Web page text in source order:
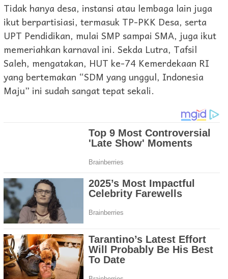
Tidak hanya desa, instansi atau lembaga lain juga
ikut berpartisiasi, termasuk TP-PKK Desa, serta
UPT Pendidikan, mulai SMP sampai SMA, juga ikut
memeriahkan karnaval ini. Sekda Lutra, Tafsil
Saleh, mengatakan, HUT ke-74 Kemerdekaan RI
yang bertemakan “SDM yang unggul, Indonesia
Maju” ini sudah sangat tepat sekali.